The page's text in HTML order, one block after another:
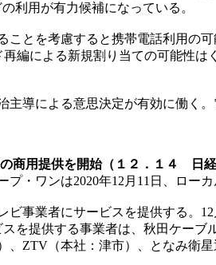
利用が有力候補になっている。
とを考慮すると携帯電話利用の
編による新規割り当ての可能性
導による意思決定が有効に働く
商用提供を開始（１２．１４ 日
・ワンは2020年12月11日、ロー
事業者にサービスを提供する。
を提供する事業者は、秋田ケー
ZTV（本社：津市）、となみ衛